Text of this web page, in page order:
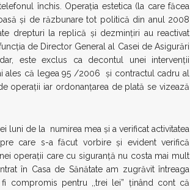
închis. Operaţia estetica (la care făcea
şi de răzbunare tot politică din anul 2008
drepturi la replică şi dezminţiri au reactivat
de Director General al Casei de Asigurări
este exclus ca decontul unei intervenţii
ales că legea 95 /2006 şi contractul cadru al
operaţii iar ordonanţarea de plată se vizează
luni de la numirea mea şi a verificat activitatea
care s-a făcut vorbire şi evident verifică
operaţii care cu siguranţă nu costa mai mult
în Casa de Sănătate am zugrăvit întreaga
compromis pentru ,,trei lei” ţinând cont că